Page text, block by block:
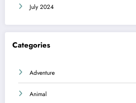
July 2024
Categories
Adventure
Animal